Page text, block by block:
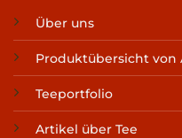
Über uns
Produktübersicht von
Teeportfolio
Artikel über Tee